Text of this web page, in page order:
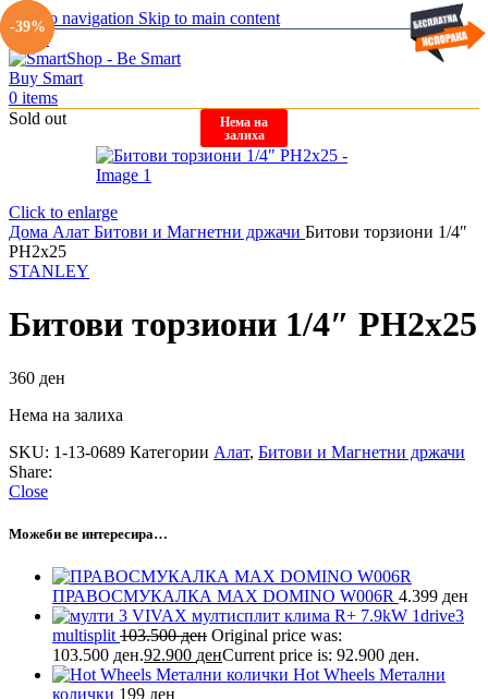
Skip to navigation Skip to main content
0 items
Sold out
Нема на
залиха
Click to enlarge
Дома Алат Битови и Магнетни држачи Битови торзиони 1/4″
PH2x25
STANLEY
Битови торзиони 1/4″ PH2x25
360 ден
Нема на залиха
SKU: 1-13-0689 Категории Алат, Битови и Магнетни држачи
Share:
Close
Можеби ве интересира…
ПРАВОСМУКАЛКА MAX DOMINO W006R 4.399 ден
VIVAX мултисплит клима R+ 7.9kW 1drive3
multisplit 103.500ден Original price was:
103.500 ден.92.900 денCurrent price is: 92.900 ден.
Hot Wheels Метални
колички 199 ден
-10%
-39%